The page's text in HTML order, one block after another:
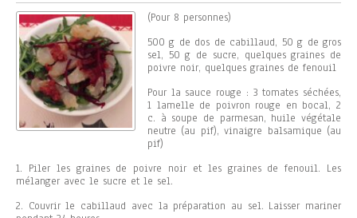
(Pour 8 personnes)
500 g de dos de cabillaud, 50 g de gros
sel, 50 g de sucre, quelques graines de
poivre noir, quelques graines de fenouil
Pour la sauce rouge : 3 tomates séchées,
1 lamelle de poivron rouge en bocal, 2
c. à soupe de parmesan, huile végétale
neutre (au pif), vinaigre balsamique (au
pif)
1. Piler les graines de poivre noir et les graines de fenouil. Les
mélanger avec le sucre et le sel.
2. Couvrir le cabillaud avec la préparation au sel. Laisser mariner